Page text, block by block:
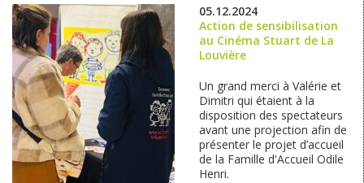
05.12.2024
Action de sensibilisation
au Cinéma Stuart de La
Louvière
Un grand merci à Valérie et
Dimitri qui étaient à la
disposition des spectateurs
avant une projection afin de
présenter le projet d’accueil
de la Famille d'Accueil Odile
Henri.